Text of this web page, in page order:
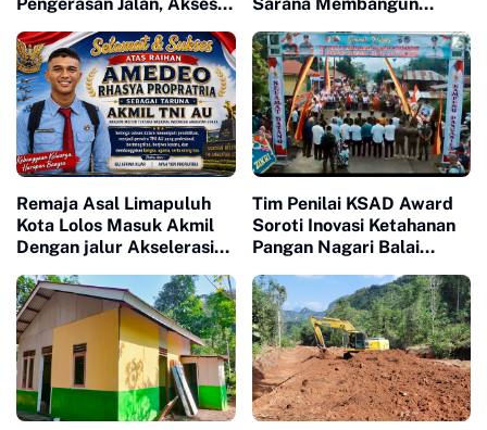
Mendekati Tuntas
Ketertiban
Remaja Asal Limapuluh
Kota Lolos Masuk Akmil
Dengan jalur Akselerasi
Tim Penilai KSAD Award
Soroti Inovasi Ketahanan
Pangan Nagari Balai
Warga Jadi Nilai Utama